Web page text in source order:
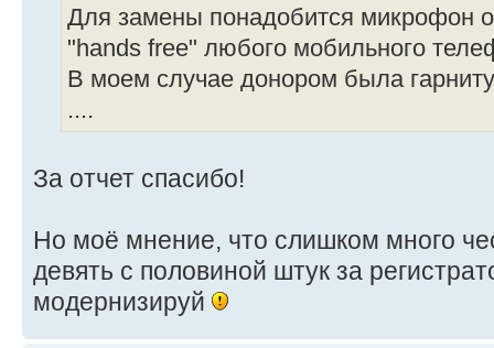
Для замены понадобится микрофон
"hands free" любого мобильного
В моем случае донором была
....
За отчет спасибо!
Но моё мнение, что слишком много
девять с половиной штук за
модернизируй